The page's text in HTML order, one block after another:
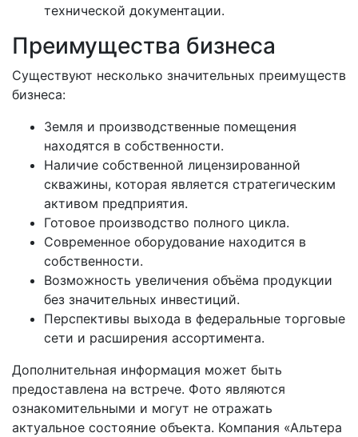
технической документации.
Преимущества бизнеса
Существуют несколько значительных преимуществ
бизнеса:
Земля и производственные помещения
находятся в собственности.
Наличие собственной лицензированной
скважины, которая является стратегическим
активом предприятия.
Готовое производство полного цикла.
Современное оборудование находится в
собственности.
Возможность увеличения объёма продукции
без значительных инвестиций.
Перспективы выхода в федеральные торговые
сети и расширения ассортимента.
Дополнительная информация может быть
предоставлена на встрече. Фото являются
ознакомительными и могут не отражать
актуальное состояние объекта. Компания «Альтера